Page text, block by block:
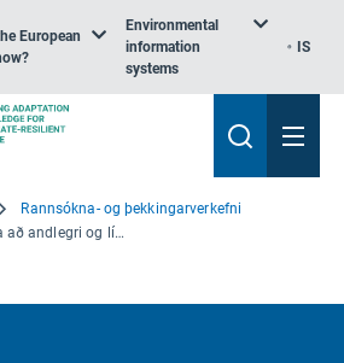
European
Environmental
information
systems
IS
Rannsókna- og þekkingarverkefni
Aðgerðir til að stuðla að andlegri og líkamlegri heilsu í breyttu vinnuumhverfi vegna loftslagsbreytinga, sjálfbærra starfsvenja og grænna starfa